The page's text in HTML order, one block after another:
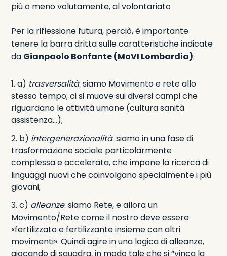
più o meno volutamente, al volontariato
Per la riflessione futura, perciò, è importante
tenere la barra dritta sulle caratteristiche indicate
da Gianpaolo Bonfante (MoVI Lombardia):
a) trasversalità: siamo Movimento e rete allo
stesso tempo; ci si muove sui diversi campi che
riguardano le attività umane (cultura sanità
assistenza…);
b) intergenerazionalità: siamo in una fase di
trasformazione sociale particolarmente
complessa e accelerata, che impone la ricerca di
linguaggi nuovi che coinvolgano specialmente i più
giovani;
c) alleanze: siamo Rete, e allora un
Movimento/Rete come il nostro deve essere
«fertilizzato e fertilizzante insieme con altri
movimenti». Quindi agire in una logica di alleanze,